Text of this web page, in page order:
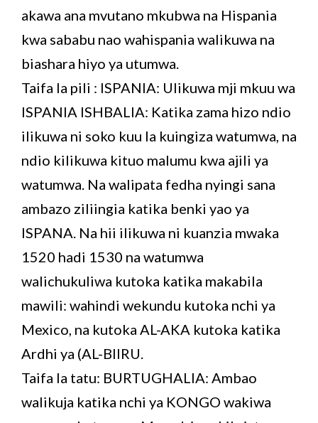
akawa ana mvutano mkubwa na Hispania
kwa sababu nao wahispania walikuwa na
biashara hiyo ya utumwa.
Taifa la pili : ISPANIA: Ulikuwa mji mkuu wa
ISPANIA ISHBALIA: Katika zama hizo ndio
ilikuwa ni soko kuu la kuingiza watumwa, na
ndio kilikuwa kituo malumu kwa ajili ya
watumwa. Na walipata fedha nyingi sana
ambazo ziliingia katika benki yao ya
ISPANA. Na hii ilikuwa ni kuanzia mwaka
1520 hadi 1530 na watumwa
walichukuliwa kutoka katika makabila
mawili: wahindi wekundu kutoka nchi ya
Mexico, na kutoka AL-AKA kutoka katika
Ardhi ya (AL-BIIRU.
Taifa la tatu: BURTUGHALIA: Ambao
walikuja katika nchi ya KONGO wakiwa